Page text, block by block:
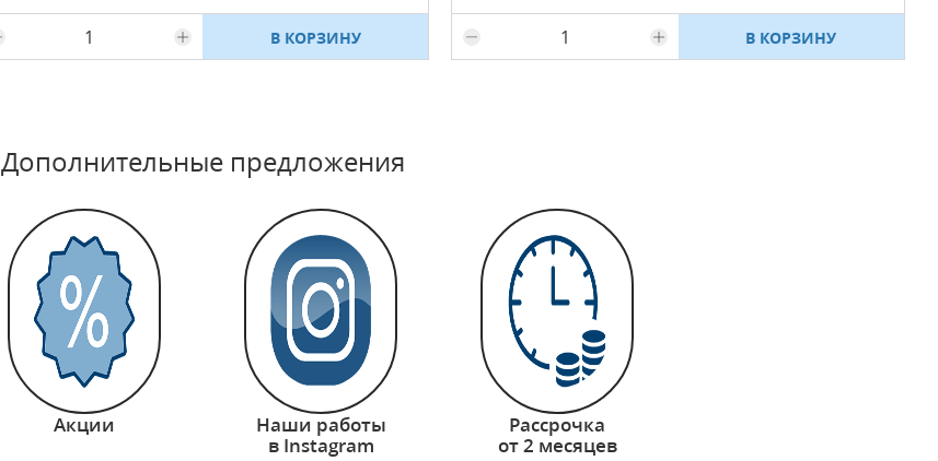
В КОРЗИНУ В КОРЗИНУ
Дополнительные предложения
Акции
Наши работы
в Instagram
Рассрочка
от 2 месяцев